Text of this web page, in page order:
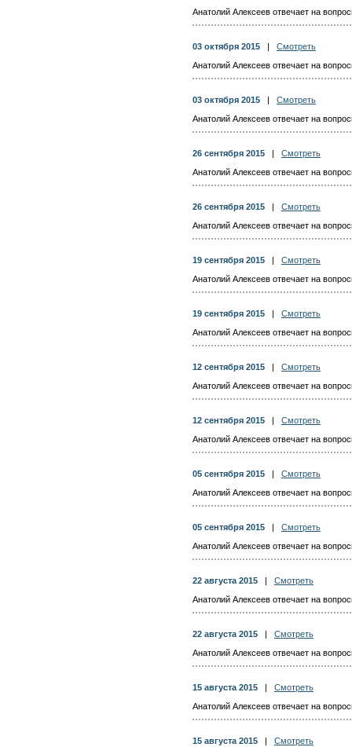
Анатолий Алексеев отвечает на
03 октября 2015
Смотреть
Анатолий Алексеев отвечает на
03 октября 2015
Смотреть
Анатолий Алексеев отвечает на
26 сентября 2015
Смотреть
Анатолий Алексеев отвечает на
26 сентября 2015
Смотреть
Анатолий Алексеев отвечает на
19 сентября 2015
Смотреть
Анатолий Алексеев отвечает на
19 сентября 2015
Смотреть
Анатолий Алексеев отвечает на
12 сентября 2015
Смотреть
Анатолий Алексеев отвечает на
12 сентября 2015
Смотреть
Анатолий Алексеев отвечает на
05 сентября 2015
Смотреть
Анатолий Алексеев отвечает на
05 сентября 2015
Смотреть
Анатолий Алексеев отвечает на
22 августа 2015
Смотреть
Анатолий Алексеев отвечает на
22 августа 2015
Смотреть
Анатолий Алексеев отвечает на
15 августа 2015
Смотреть
Анатолий Алексеев отвечает на
15 августа 2015
Смотреть